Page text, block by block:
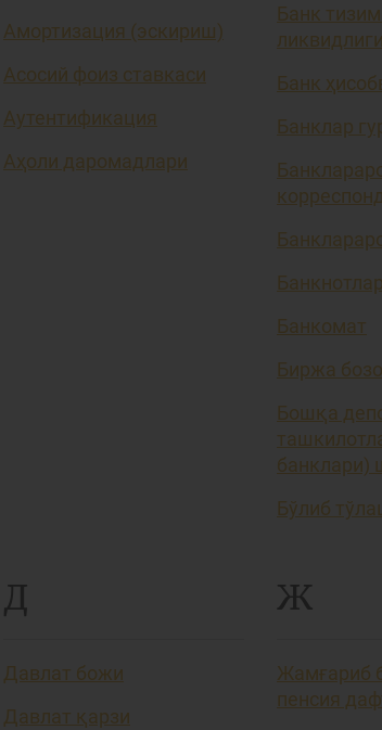
Амортизация (эскириш)
Асосий фоиз ставкаси
Аутентификация
Аҳоли даромадлари
Банк
ликвидлиги
Банк
Банклар
Банкомат
Биржа
Бошқа
банклари)
Бўлиб
Д
Давлат божи
Давлат қарзи
Ж
Жамғариб
пенсия